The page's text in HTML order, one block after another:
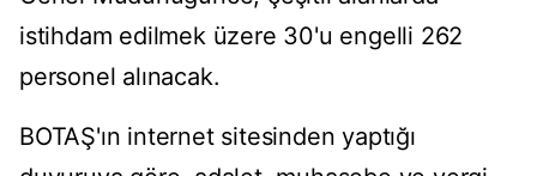
istihdam edilmek üzere 30'u engelli 262
personel alınacak.
BOTAŞ'ın internet sitesinden yaptığı